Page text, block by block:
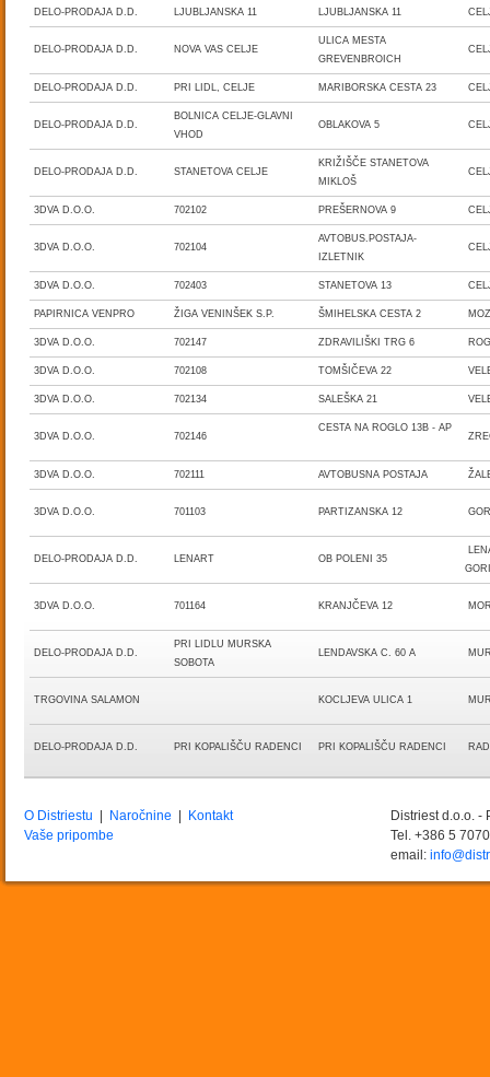
DELO-PRODAJA D.D. LJUBLJANSKA 11 LJUBLJANSKA 11
DELO-PRODAJA D.D. NOVA VAS CELJE
ULICA MESTA
GREVENBROICH
DELO-PRODAJA D.D. PRI LIDL, CELJE MARIBORSKA CESTA 23
DELO-PRODAJA D.D.
BOLNICA CELJE-GLAVNI
VHOD
OBLAKOVA 5
DELO-PRODAJA D.D. STANETOVA CELJE
KRIŽIŠČE STANETOVA
MIKLOŠ
3DVA D.O.O. 702102 PREŠERNOVA 9
3DVA D.O.O. 702104
AVTOBUS.POSTAJA-
IZLETNIK
3DVA D.O.O. 702403 STANETOVA 13
PAPIRNICA VENPRO ŽIGA VENINŠEK S.P. ŠMIHELSKA CESTA 2
3DVA D.O.O. 702147 ZDRAVILIŠKI TRG 6
3DVA D.O.O. 702108 TOMŠIČEVA 22
3DVA D.O.O. 702134 SALEŠKA 21
3DVA D.O.O. 702146
CESTA NA ROGLO 13B - AP
3DVA D.O.O. 702111 AVTOBUSNA POSTAJA
3DVA D.O.O. 701103 PARTIZANSKA 12
DELO-PRODAJA D.D. LENART OB POLENI 35
3DVA D.O.O. 701164 KRANJČEVA 12
DELO-PRODAJA D.D.
PRI LIDLU MURSKA
SOBOTA
LENDAVSKA C. 60 A
TRGOVINA SALAMON KOCLJEVA ULICA 1
DELO-PRODAJA D.D. PRI KOPALIŠČU RADENCI PRI KOPALIŠČU RADENCI
O Distriestu Naročnine
Kontakt
Vaše pripombe
Distriest d.o.o. -
Tel. +386 5
email: